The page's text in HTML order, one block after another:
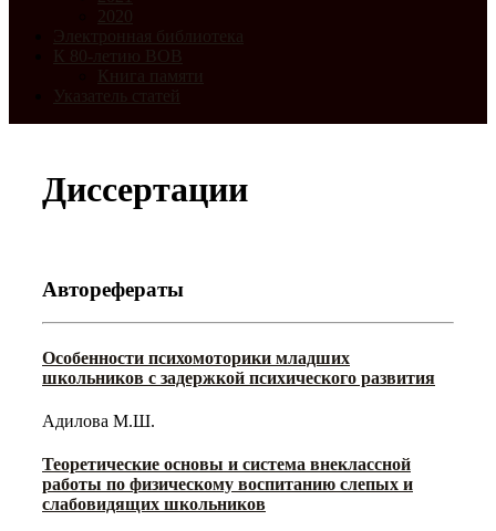
2020
Электронная библиотека
К 80-летию ВОВ
Книга памяти
Указатель статей
Диссертации
Авторефераты
Особенности психомоторики младших
школьников с задержкой психического развития
Адилова М.Ш.
Теоретические основы и система внеклассной
работы по физическому воспитанию слепых и
слабовидящих школьников